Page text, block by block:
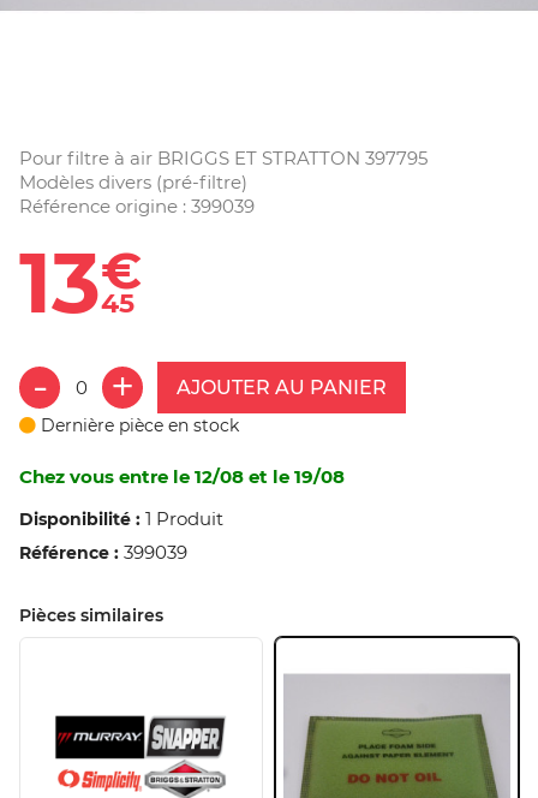
Pour filtre à air BRIGGS ET STRATTON 397795
Modèles divers (pré-filtre)
Référence origine : 399039
13€
45
AJOUTER AU PANIER
Dernière pièce en stock
Chez vous entre le 12/08 et le 19/08
Disponibilité : 1 Produit
Référence : 399039
Pièces similaires